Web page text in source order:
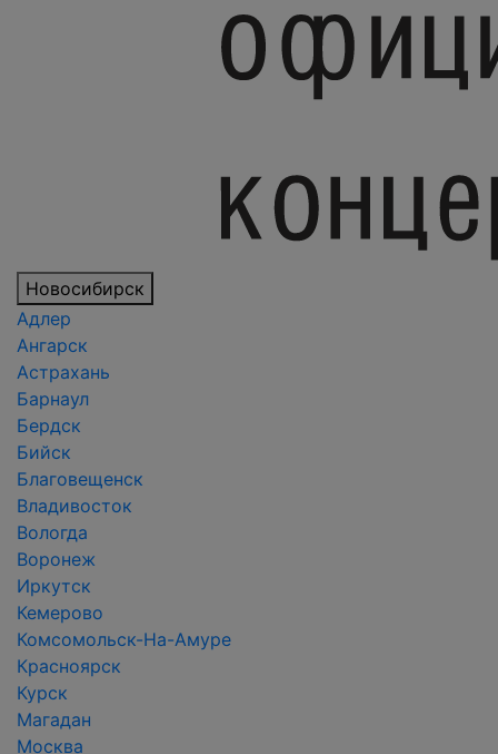
Новосибирск
Адлер
Ангарск
Астрахань
Барнаул
Бердск
Бийск
Благовещенск
Владивосток
Вологда
Воронеж
Иркутск
Кемерово
Комсомольск-На-Амуре
Красноярск
Курск
Магадан
Москва